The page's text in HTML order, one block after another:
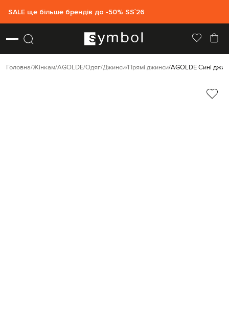
SALE ще більше брендів до -50% SS`26
Головна Жінкам AGOLDE Одяг Джинси Прямі джинси AGOLDE Сині